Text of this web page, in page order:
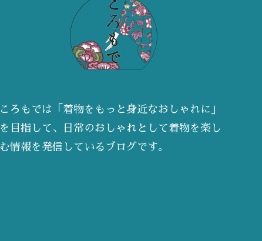
ころもでは「着物をもっと身近なおしゃれに」
を目指して、日常のおしゃれとして着物を楽し
む情報を発信しているブログです。